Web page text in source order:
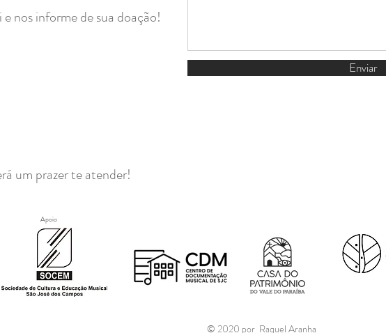
nos informe de sua doação!
Enviar
um prazer te atender!
Apoio
© 2020 por Raquel Aranha